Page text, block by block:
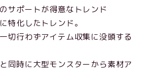
サポートが得意なトレンド
特化したトレンド。
切行わずアイテム収集に没頭する
同時に大型モンスターから素材ア